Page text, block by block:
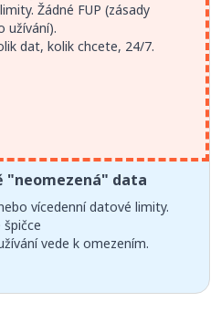
Žádné FUP (zásady
užívání).
dat, kolik chcete, 24/7.
"neomezená" data
vícedenní datové limity.
vede k omezením.